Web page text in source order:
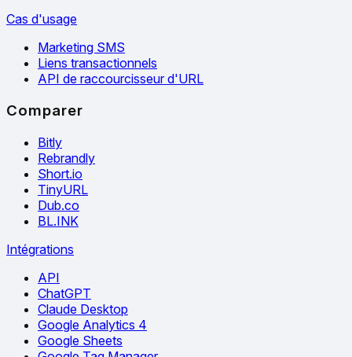
Cas d'usage
Marketing SMS
Liens transactionnels
API de raccourcisseur d'URL
Comparer
Bitly
Rebrandly
Short.io
TinyURL
Dub.co
BL.INK
Intégrations
API
ChatGPT
Claude Desktop
Google Analytics 4
Google Sheets